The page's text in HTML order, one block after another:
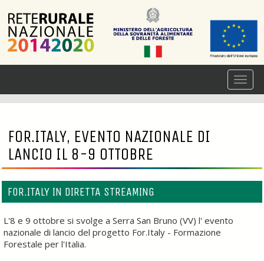
FOR.ITALY, EVENTO NAZIONALE DI
LANCIO IL 8-9 OTTOBRE
FOR.ITALY IN DIRETTA STREAMING
L'8 e 9 ottobre si svolge a Serra San Bruno (VV) l' evento
nazionale di lancio del progetto For.Italy - Formazione
Forestale per l'Italia.